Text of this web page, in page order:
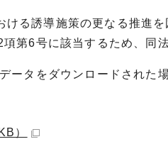
ける誘導施策の更なる推進
第6号に該当するため、同
ータをダウンロードされた
）